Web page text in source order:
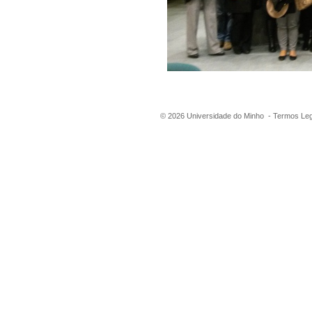
© 2026 Universidade do Minho - Termos